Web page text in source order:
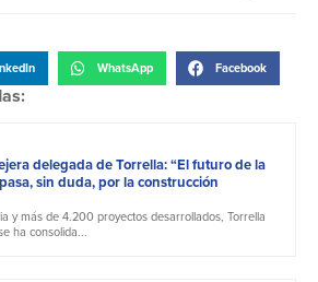
WhatsApp Facebook
delegada de Torrella: “El futuro de la
sin duda, por la construcción
y más de 4.200 proyectos desarrollados, Torrella
ha consolida...